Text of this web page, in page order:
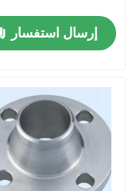
إرسال استفسار